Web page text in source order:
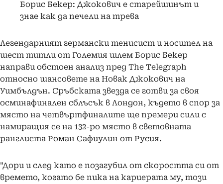
Борис Бекер: Джокович е старейшинът и
знае как да печели на трева
Легендарният германски тенисист и носител на
шест титли от Големия шлем Борис Бекер
направи обстоен анализ пред The Telegraph
относно шансовете на Новак Джокович на
Уимбълдън. Сръбската звезда се готви за своя
осминафинален сблъсък в Лондон, където в спор за
място на четвъртфиналите ще премери сили с
намиращия се на 132-ро място в световната
ранглиста Роман Сафиулин от Русия.
"Дори и след като е позагубил от скоростта си от
времето, когато бе пика на кариерата му, този